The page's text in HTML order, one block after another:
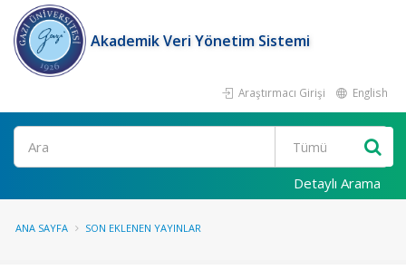
Akademik Veri Yönetim Sistemi
Araştırmacı Girişi English
Ara
Detaylı Arama
ANA SAYFA SON EKLENEN YAYINLAR